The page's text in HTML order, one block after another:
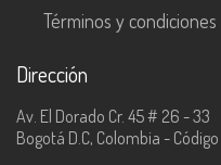
Términos y condiciones
Dirección
Av. El Dorado Cr. 45 # 26 - 33
Bogotá D.C, Colombia - Código